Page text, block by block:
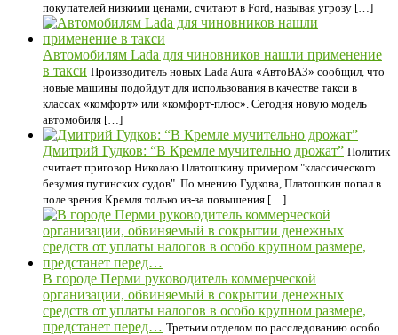
покупателей низкими ценами, считают в Ford, называя угрозу […]
Автомобилям Lada для чиновников нашли применение
в такси Производитель новых Lada Aura «АвтоВАЗ» сообщил, что
новые машины подойдут для использования в качестве такси в
классах «комфорт» или «комфорт-плюс». Сегодня новую модель
автомобиля […]
Дмитрий Гудков: “В Кремле мучительно дрожат” Политик
считает приговор Николаю Платошкину примером "классического
безумия путинских судов". По мнению Гудкова, Платошкин попал в
поле зрения Кремля только из-за повышения […]
В городе Перми руководитель коммерческой
организации, обвиняемый в сокрытии денежных
средств от уплаты налогов в особо крупном размере,
предстанет перед… Третьим отделом по расследованию особо